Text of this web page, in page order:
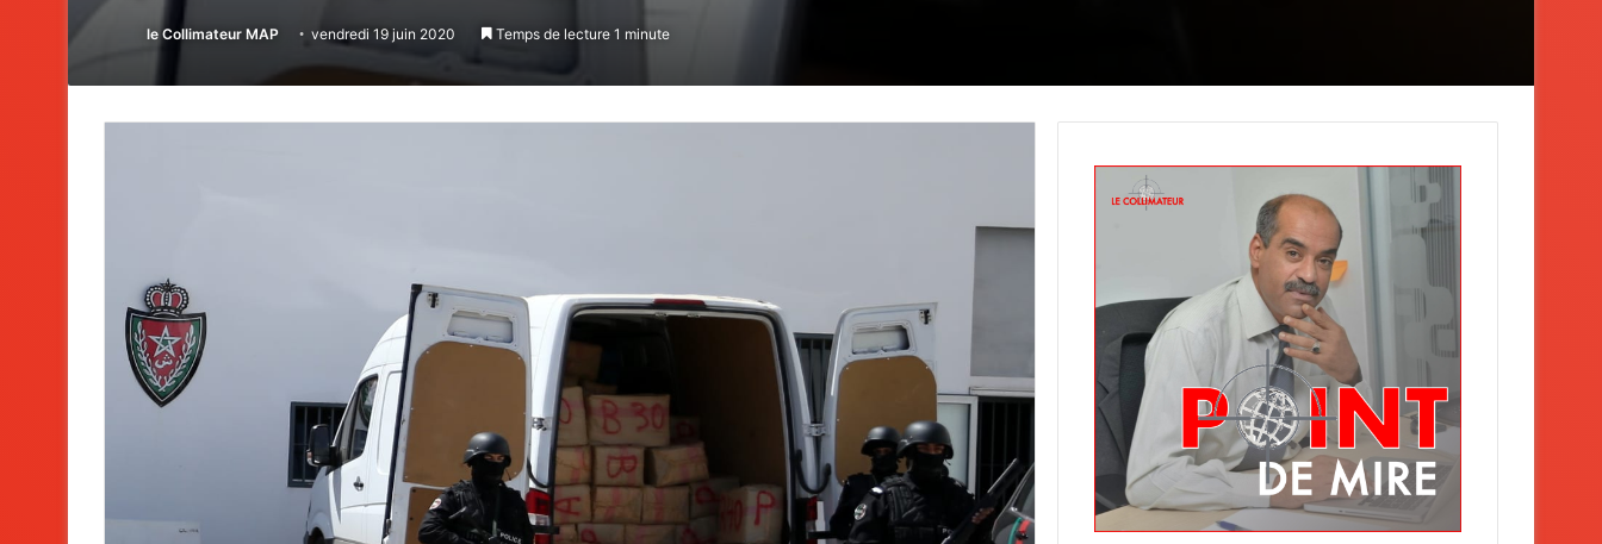
le Collimateur MAP vendredi 19 juin 2020 Temps de lecture 1 minute